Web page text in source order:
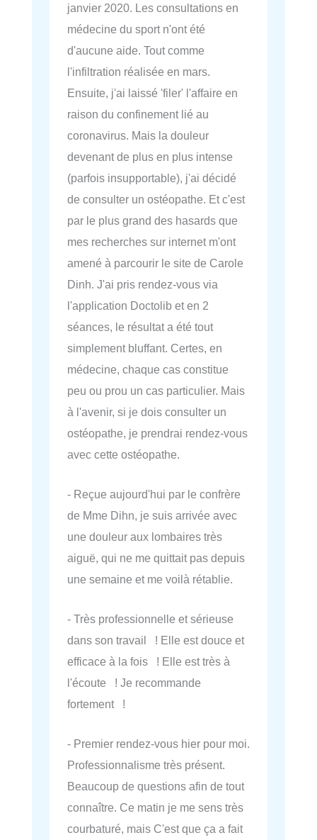
janvier 2020. Les consultations en
médecine du sport n'ont été
d'aucune aide. Tout comme
l'infiltration réalisée en mars.
Ensuite, j'ai laissé 'filer' l'affaire en
raison du confinement lié au
coronavirus. Mais la douleur
devenant de plus en plus intense
(parfois insupportable), j'ai décidé
de consulter un ostéopathe. Et c'est
par le plus grand des hasards que
mes recherches sur internet m'ont
amené à parcourir le site de Carole
Dinh. J'ai pris rendez-vous via
l'application Doctolib et en 2
séances, le résultat a été tout
simplement bluffant. Certes, en
médecine, chaque cas constitue
peu ou prou un cas particulier. Mais
à l'avenir, si je dois consulter un
ostéopathe, je prendrai rendez-vous
avec cette ostéopathe.
- Reçue aujourd'hui par le confrère
de Mme Dihn, je suis arrivée avec
une douleur aux lombaires très
aiguë, qui ne me quittait pas depuis
une semaine et me voilà rétablie.
- Très professionnelle et sérieuse
dans son travail ! Elle est douce et
efficace à la fois ! Elle est très à
l'écoute ! Je recommande
fortement !
- Premier rendez-vous hier pour moi.
Professionnalisme très présent.
Beaucoup de questions afin de tout
connaître. Ce matin je me sens très
courbaturé, mais C'est que ça a fait